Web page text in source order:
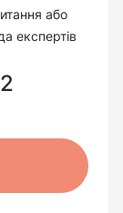
або
експертів